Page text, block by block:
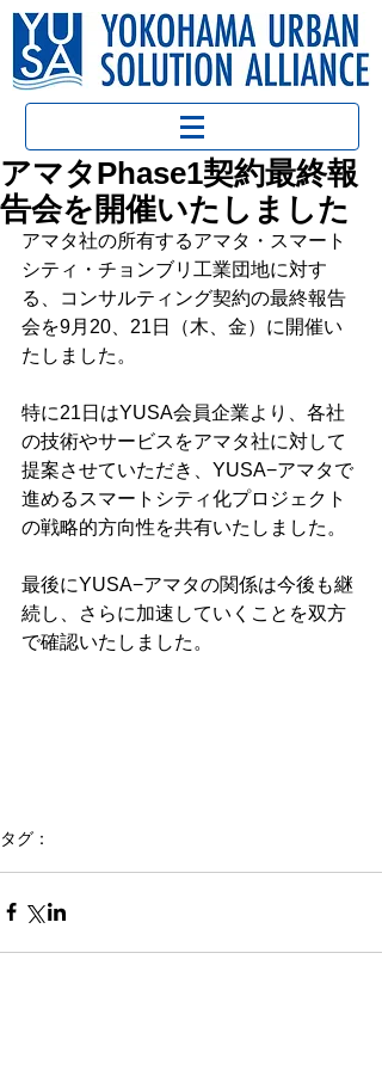
アマタPhase1契約最終報
告会を開催いたしました
アマタ社の所有するアマタ・スマート
シティ・チョンブリ工業団地に対す
る、コンサルティング契約の最終報告
会を9月20、21日（木、金）に開催い
たしました。
特に21日はYUSA会員企業より、各社
の技術やサービスをアマタ社に対して
提案させていただき、YUSA−アマタで
進めるスマートシティ化プロジェクト
の戦略的方向性を共有いたしました。
最後にYUSA−アマタの関係は今後も継
続し、さらに加速していくことを双方
で確認いたしました。
タグ：